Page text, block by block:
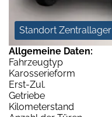
Standort Zentrallager
Allgemeine Daten:
Fahrzeugtyp
Karosserieform
Erst-Zul.
Getriebe
Kilometerstand